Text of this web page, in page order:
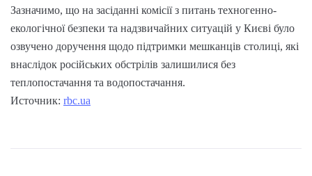
Зазначимо, що на засіданні комісії з питань техногенно-
екологічної безпеки та надзвичайних ситуацій у Києві було
озвучено доручення щодо підтримки мешканців столиці, які
внаслідок російських обстрілів залишилися без
теплопостачання та водопостачання.
Источник: rbc.ua